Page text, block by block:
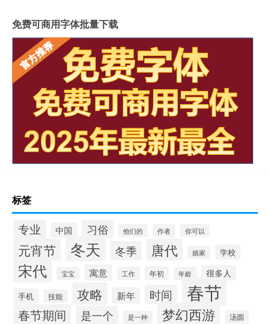
免费可商用字体批量下载
标签
专业 中国 习俗 他们的 作者 你可以
元宵节 冬天 冬季 唐代 娘家 学校
宋代 宝宝 寓意 工作 年初 年龄 很多人
手机 技能 攻略 新年 时间 春节
春节期间 是一个 是一种 梦幻西游 汤圆